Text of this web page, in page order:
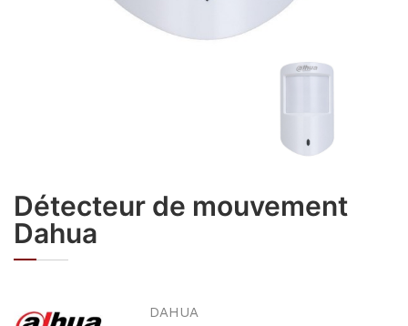
Détecteur de mouvement
Dahua
DAHUA